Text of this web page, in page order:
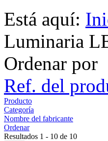
Está aquí:
Luminaria
Ordenar por
Ref. del
Producto
Categoría
Nombre del fabricante
Ordenar
Resultados 1 - 10 de 10